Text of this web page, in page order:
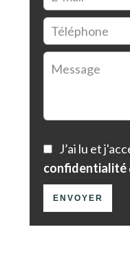
J’ai lu et
confidentialité
ENVOYER